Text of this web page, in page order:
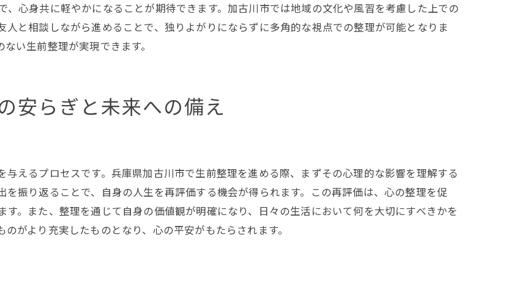
整理を通じて心地よい暮らしを手に入れる方法
整理によって実現する快適な生活
生前整理で得られる生活空間の変化
生前整理がもたらす生活の質の向上
加古川市の自然と共生する生活の提案
地域の特色を反映した生前整理のアイデア
地元の資源を活かした整理のポイント
加古川市の風景を暮らしに取り入れる方法
心身共に軽やかになることが期待できます。加古川市では地域の文化や風習を考慮した上での
と相談しながら進めることで、独りよがりにならずに多角的な視点での整理が可能となりま
い生前整理が実現できます。
安らぎと未来への備え
えるプロセスです。兵庫県加古川市で生前整理を進める際、まずその心理的な影響を理解する
振り返ることで、自身の人生を再評価する機会が得られます。この再評価は、心の整理を促
。また、整理を通じて自身の価値観が明確になり、日々の生活において何を大切にすべきかを
がより充実したものとなり、心の平安がもたらされます。